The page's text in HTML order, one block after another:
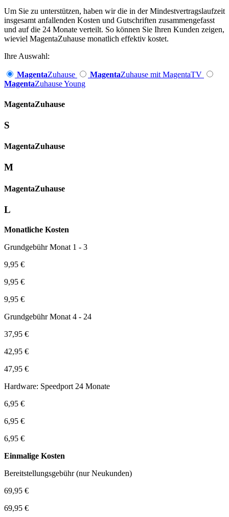
Um Sie zu unterstützen, haben wir die in der Mindestvertragslaufzeit
insgesamt anfallenden Kosten und Gutschriften zusammengefasst
und auf die 24 Monate verteilt. So können Sie Ihren Kunden zeigen,
wieviel MagentaZuhause monatlich effektiv kostet.
Ihre Auswahl:
MagentaZuhause MagentaZuhause mit MagentaTV
MagentaZuhause Young
Magenta­Zuhause
S
Magenta­Zuhause
M
Magenta­Zuhause
L
Monatliche Kosten
Grundgebühr Monat 1 - 3
9,95 €
9,95 €
9,95 €
Grundgebühr Monat 4 - 24
37,95 €
42,95 €
47,95 €
Hardware: Speedport 24 Monate
6,95 €
6,95 €
6,95 €
Einmalige Kosten
Bereitstellungsgebühr (nur Neukunden)
69,95 €
69,95 €